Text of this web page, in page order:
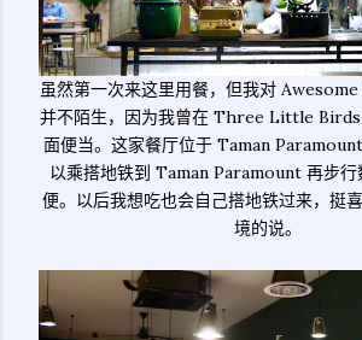
虽然第一次来这里用餐，但我对
并不陌生，因为我曾在 Three Little Birds
面便当。这家餐厅位于 Taman
以乘搭地铁到 Taman Paramount 再步行
便。以后我想吃也会自己搭地铁过来，挺
境的说。